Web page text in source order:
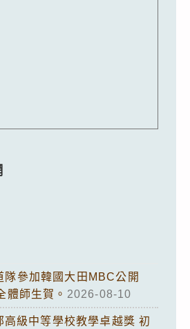
隊參加韓國大田MBC公開
體師生賀。 2026-08-10
高級中等學校教學卓越獎 初